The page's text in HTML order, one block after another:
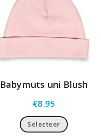
Babymuts uni Blush
€8.95
Selecteer